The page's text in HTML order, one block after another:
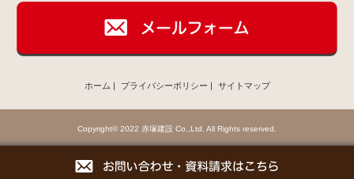
ホーム | プライバシーポリシー | サイトマップ
Copyright© 2022 赤塚建設 Co.,Ltd. All Rights reserved.